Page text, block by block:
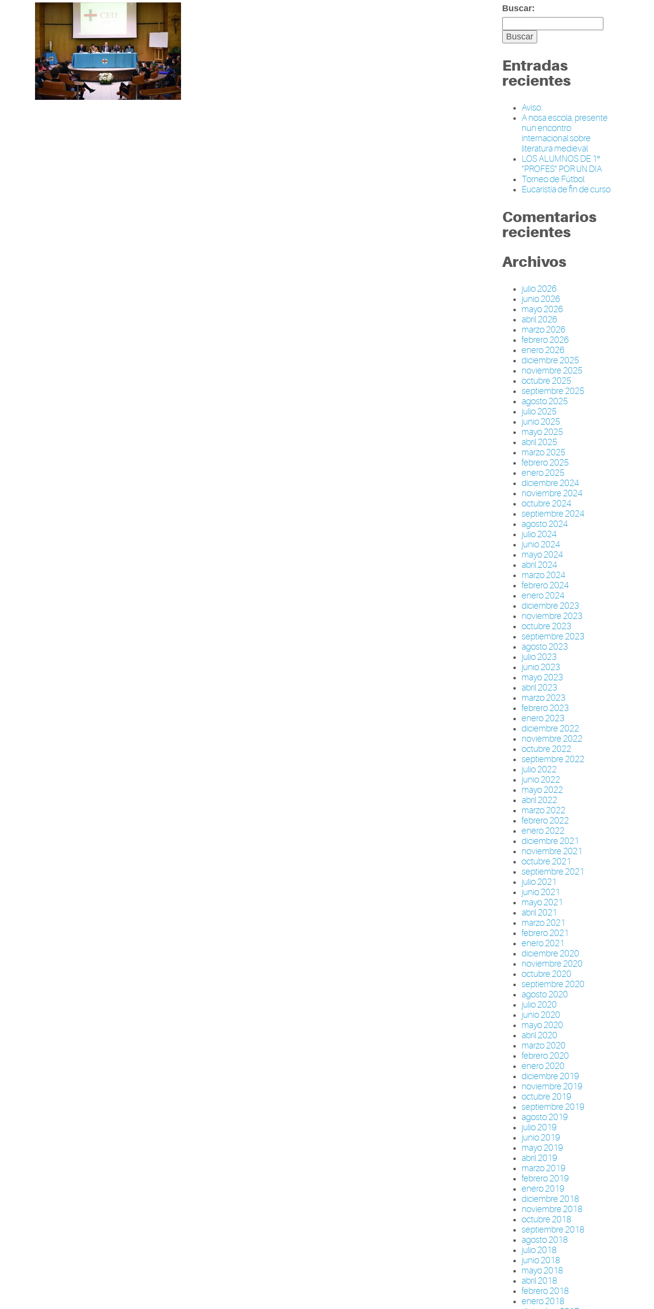
Buscar:
Entradas
recientes
Aviso
A nosa escola, presente
nun encontro
internacional sobre
literatura medieval
LOS ALUMNOS DE 1º
“PROFES” POR UN DIA
Torneo de Fútbol
Eucaristía de fin de curso
Comentarios
recientes
Archivos
julio 2026
junio 2026
mayo 2026
abril 2026
marzo 2026
febrero 2026
enero 2026
diciembre 2025
noviembre 2025
octubre 2025
septiembre 2025
agosto 2025
julio 2025
junio 2025
mayo 2025
abril 2025
marzo 2025
febrero 2025
enero 2025
diciembre 2024
noviembre 2024
octubre 2024
septiembre 2024
agosto 2024
julio 2024
junio 2024
mayo 2024
abril 2024
marzo 2024
febrero 2024
enero 2024
diciembre 2023
noviembre 2023
octubre 2023
septiembre 2023
agosto 2023
julio 2023
junio 2023
mayo 2023
abril 2023
marzo 2023
febrero 2023
enero 2023
diciembre 2022
noviembre 2022
octubre 2022
septiembre 2022
julio 2022
junio 2022
mayo 2022
abril 2022
marzo 2022
febrero 2022
enero 2022
diciembre 2021
noviembre 2021
octubre 2021
septiembre 2021
julio 2021
junio 2021
mayo 2021
abril 2021
marzo 2021
febrero 2021
enero 2021
diciembre 2020
noviembre 2020
octubre 2020
septiembre 2020
agosto 2020
julio 2020
junio 2020
mayo 2020
abril 2020
marzo 2020
febrero 2020
enero 2020
diciembre 2019
noviembre 2019
octubre 2019
septiembre 2019
agosto 2019
julio 2019
junio 2019
mayo 2019
abril 2019
marzo 2019
febrero 2019
enero 2019
diciembre 2018
noviembre 2018
octubre 2018
septiembre 2018
agosto 2018
julio 2018
junio 2018
mayo 2018
abril 2018
febrero 2018
enero 2018